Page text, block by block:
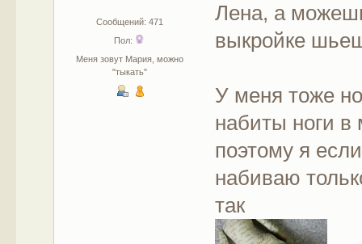
Сообщений: 471
Пол:
Меня зовут Мария, можно
"тыкать"
Лена, а
выкройке
У меня тоже
набиты ноги в
поэтому я
набиваю
так